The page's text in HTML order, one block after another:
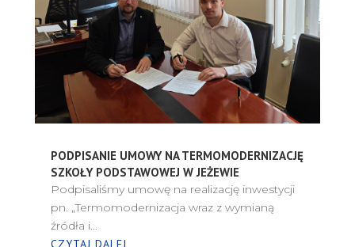
PODPISANIE UMOWY NA TERMOMODERNIZACJĘ
SZKOŁY PODSTAWOWEJ W JEŻEWIE
Podpisaliśmy umowę na realizację inwestycji
pn. „Termomodernizacja wraz z wymianą
źródła i...
CZYTAJ DALEJ